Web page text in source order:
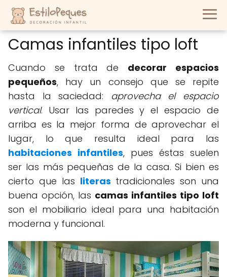
Camas infantiles tipo loft
Cuando se trata de decorar espacios
pequeños, hay un consejo que se repite
hasta la saciedad: aprovecha el espacio
vertical. Usar las paredes y el espacio de
arriba es la mejor forma de aprovechar el
lugar, lo que resulta ideal para las
habitaciones infantiles, pues éstas suelen
ser las más pequeñas de la casa. Si bien es
cierto que las literas tradicionales son una
buena opción, las camas infantiles tipo loft
son el mobiliario ideal para una habitación
moderna y funcional.